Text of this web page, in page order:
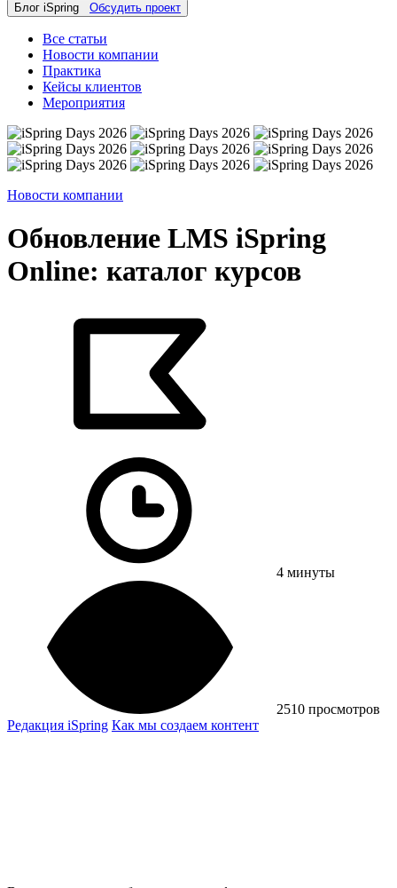
Блог iSpring Обсудить проект
Все статьи
Новости компании
Практика
Кейсы клиентов
Мероприятия
Новости компании
Обновление LMS iSpring
Online: каталог курсов
4 минуты
2510 просмотров
Редакция iSpring Как мы создаем контент